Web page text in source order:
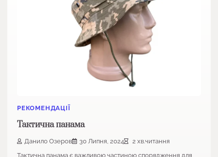
РЕКОМЕНДАЦІЇ
Тактична панама
Данило Озеров 30 Липня, 2024
2 хв.читання
Тактична панама є важливою частиною спорядження для